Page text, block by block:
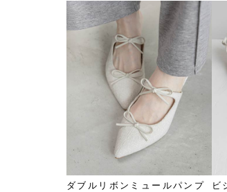
ダブルリボンミュールパンプ
ビ